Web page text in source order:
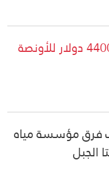
ارتفاع سعر الذهب إلى ما فوق 4400 دولار للأونصة
فرق مؤسسة مياه
الجبل